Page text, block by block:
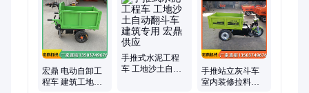
宏鼎 电动自卸工
程车 建筑工地专
手推式水泥工程
车 工地沙土自动
手推站立灰斗车
室内装修拉料三